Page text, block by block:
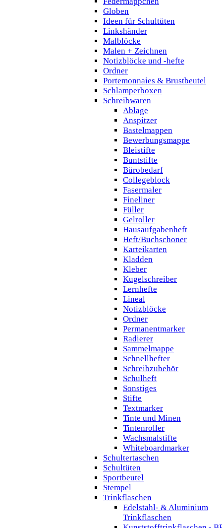
Globen
Ideen für Schultüten
Linkshänder
Malblöcke
Malen + Zeichnen
Notizblöcke und -hefte
Ordner
Portemonnaies & Brustbeutel
Schlamperboxen
Schreibwaren
Ablage
Anspitzer
Bastelmappen
Bewerbungsmappe
Bleistifte
Buntstifte
Bürobedarf
Collegeblock
Fasermaler
Fineliner
Füller
Gelroller
Hausaufgabenheft
Heft/Buchschoner
Karteikarten
Kladden
Kleber
Kugelschreiber
Lernhefte
Lineal
Notizblöcke
Ordner
Permanentmarker
Radierer
Sammelmappe
Schnellhefter
Schreibzubehör
Schulheft
Sonstiges
Stifte
Textmarker
Tinte und Minen
Tintenroller
Wachsmalstifte
Whiteboardmarker
Schultertaschen
Schultüten
Sportbeutel
Stempel
Trinkflaschen
Edelstahl- & Aluminium
Trinkflaschen